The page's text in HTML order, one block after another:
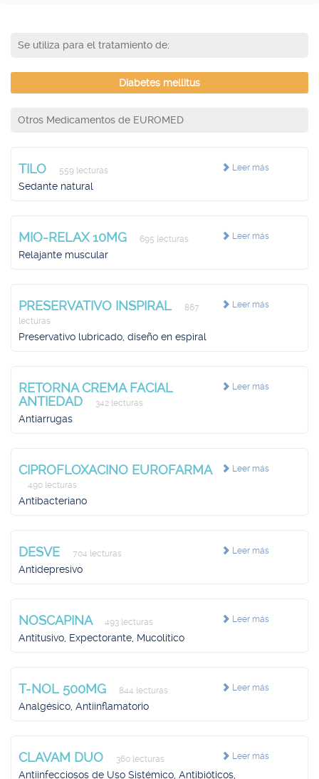
Se utiliza para el tratamiento de:
Diabetes mellitus
Otros Medicamentos de EUROMED
Leer más
TILO 559 lecturas
Sedante natural
Leer más
MIO-RELAX 10MG 695 lecturas
Relajante muscular
Leer más
PRESERVATIVO INSPIRAL
867
lecturas
Preservativo lubricado, diseño en espiral
Leer más
RETORNA CREMA FACIAL
ANTIEDAD
342 lecturas
Antiarrugas
Leer más
CIPROFLOXACINO EUROFARMA
490 lecturas
Antibacteriano
Leer más
DESVE 704 lecturas
Antidepresivo
Leer más
NOSCAPINA 493 lecturas
Antitusivo, Expectorante, Mucolítico
Leer más
T-NOL 500MG 844 lecturas
Analgésico, Antiinflamatorio
Leer más
CLAVAM DUO 360 lecturas
Antiinfecciosos de Uso Sistémico, Antibióticos,